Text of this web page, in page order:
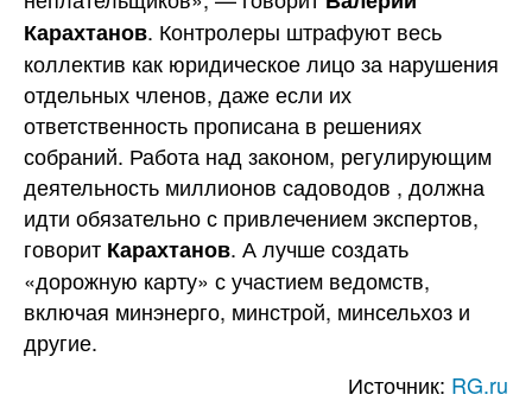
Карахтанов. Контролеры штрафуют весь
коллектив как юридическое лицо за нарушения
отдельных членов, даже если их
ответственность прописана в решениях
собраний. Работа над законом, регулирующим
деятельность миллионов садоводов , должна
идти обязательно с привлечением экспертов,
говорит Карахтанов. А лучше создать
«дорожную карту» с участием ведомств,
включая минэнерго, минстрой, минсельхоз и
другие.
Источник: RG.ru